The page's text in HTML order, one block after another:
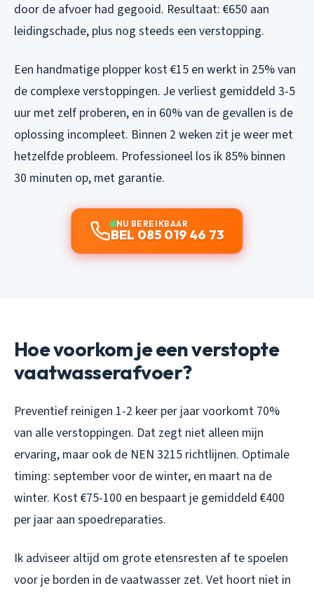
door de afvoer had gegooid. Resultaat: €650 aan
leidingschade, plus nog steeds een verstopping.
Een handmatige plopper kost €15 en werkt in 25% van
de complexe verstoppingen. Je verliest gemiddeld 3-5
uur met zelf proberen, en in 60% van de gevallen is de
oplossing incompleet. Binnen 2 weken zit je weer met
hetzelfde probleem. Professioneel los ik 85% binnen
30 minuten op, met garantie.
NU BEREIKBAAR
BEL 085 019 46 73
Hoe voorkom je een verstopte
vaatwasserafvoer?
Preventief reinigen 1-2 keer per jaar voorkomt 70%
van alle verstoppingen. Dat zegt niet alleen mijn
ervaring, maar ook de NEN 3215 richtlijnen. Optimale
timing: september voor de winter, en maart na de
winter. Kost €75-100 en bespaart je gemiddeld €400
per jaar aan spoedreparaties.
Ik adviseer altijd om grote etensresten af te spoelen
voor je borden in de vaatwasser zet. Vet hoort niet in